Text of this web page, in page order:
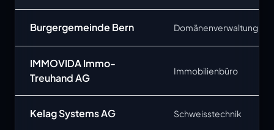
Burgergemeinde Bern Domänenverwaltung
IMMOVIDA Immo-
Treuhand AG
Immobilienbüro
Kelag Systems AG Schweisstechnik